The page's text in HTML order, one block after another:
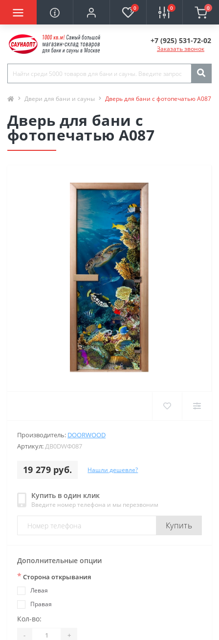
0 0 0
+7 (925) 531-72-02
Заказать звонок
Двери для бани и сауны Дверь для бани с фотопечатью А087
Дверь для бани с
фотопечатью А087
Производитель: DOORWOOD
Артикул:ДB0DWФ087
19 279 руб. Нашли дешевле?
Купить в один клик
Введите номер телефона и мы перезвоним
Купить
Дополнительные опции
* Сторона открывания
Левая
Правая
Кол-во:
- +